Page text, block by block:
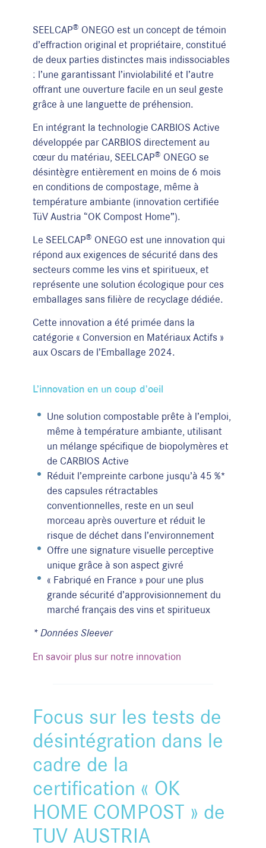
SEELCAP® ONEGO est un concept de témoin
d’effraction original et propriétaire, constitué
de deux parties distinctes mais indissociables
: l’une garantissant l’inviolabilité et l’autre
offrant une ouverture facile en un seul geste
grâce à une languette de préhension.
En intégrant la technologie CARBIOS Active
développée par CARBIOS directement au
cœur du matériau, SEELCAP® ONEGO se
désintègre entièrement en moins de 6 mois
en conditions de compostage, même à
température ambiante (innovation certifiée
TüV Austria “OK Compost Home”).
Le SEELCAP® ONEGO est une innovation qui
répond aux exigences de sécurité dans des
secteurs comme les vins et spiritueux, et
représente une solution écologique pour ces
emballages sans filière de recyclage dédiée.
Cette innovation a été primée dans la
catégorie « Conversion en Matériaux Actifs »
aux Oscars de l’Emballage 2024.
L’innovation en un coup d’oeil
Une solution compostable prête à l’emploi,
même à température ambiante, utilisant
un mélange spécifique de biopolymères et
de CARBIOS Active
Réduit l’empreinte carbone jusqu’à 45 %*
des capsules rétractables
conventionnelles, reste en un seul
morceau après ouverture et réduit le
risque de déchet dans l’environnement
Offre une signature visuelle perceptive
unique grâce à son aspect givré
« Fabriqué en France » pour une plus
grande sécurité d’approvisionnement du
marché français des vins et spiritueux
* Données Sleever
En savoir plus sur notre innovation
Focus sur les tests de
désintégration dans le
cadre de la
certification « OK
HOME COMPOST » de
TUV AUSTRIA